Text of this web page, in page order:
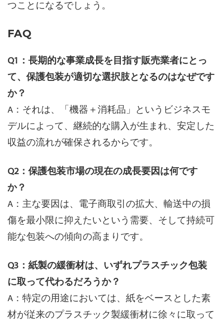
つことになるでしょう。
FAQ
Q1：長期的な事業成長を目指す販売業者にとっ
て、保護包装が適切な選択肢となるのはなぜです
か？
A：それは、「機器＋消耗品」というビジネスモ
デルによって、継続的な購入が生まれ、安定した
収益の流れが確保されるからです。
Q2：保護包装市場の現在の成長要因は何です
か？
A：主な要因は、電子商取引の拡大、輸送中の損
傷を最小限に抑えたいという需要、そして持続可
能な包装への傾向の高まりです。
Q3：紙製の緩衝材は、いずれプラスチック包装
に取って代わるだろうか？
A：特定の用途においては、紙をベースとした素
材が従来のプラスチック製緩衝材に徐々に取って